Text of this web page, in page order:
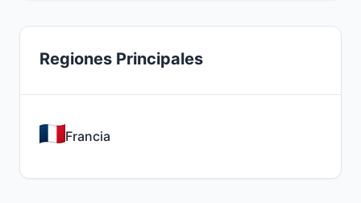
Regiones Principales
Francia